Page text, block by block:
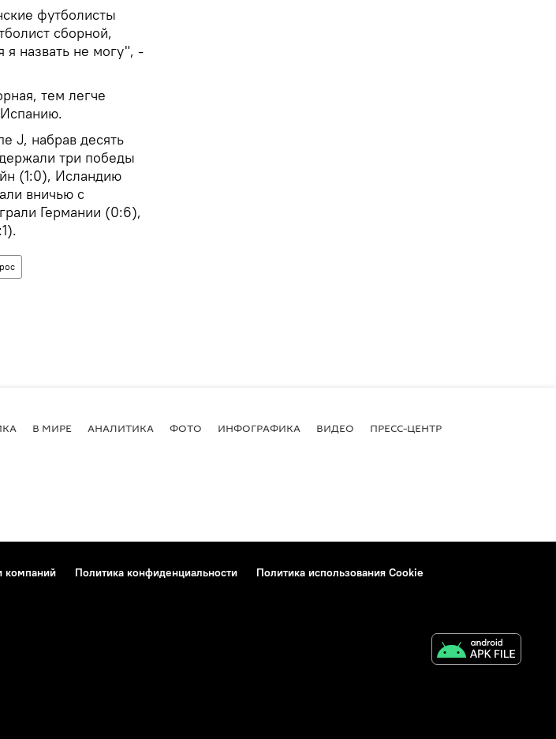
футболисты
сборной,
я назвать не могу", -
тем легче
J, набрав десять
три победы
(1:0), Исландию
вничью с
Германии (0:6),
В МИРЕ АНАЛИТИКА ФОТО ИНФОГРАФИКА ВИДЕО ПРЕСС-ЦЕНТР
компаний Политика конфиденциальности
Политика использования Cookie